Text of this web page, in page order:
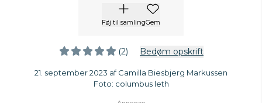
Føj til samlingGem
(2) Bedøm opskrift
21. september 2023 af Camilla Biesbjerg Markussen
Foto: columbus leth